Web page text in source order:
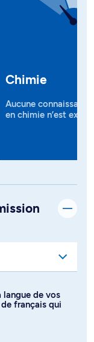
Chimie
Aucune
en chimie n’est
langue de vos
français qui